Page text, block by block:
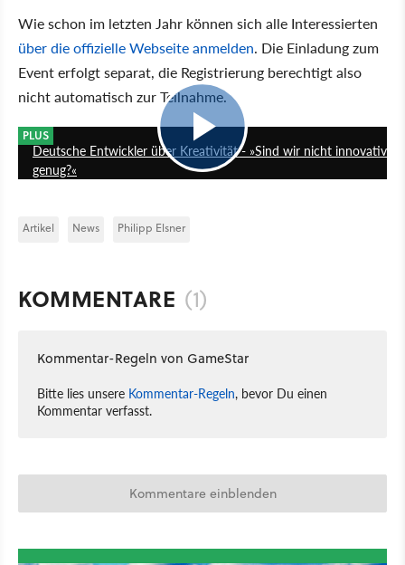
Wie schon im letzten Jahr können sich alle Interessierten
über die offizielle Webseite anmelden. Die Einladung zum
Event erfolgt separat, die Registrierung berechtigt also
nicht automatisch zur Teilnahme.
PLUS
Deutsche Entwickler über Kreativität - »Sind wir nicht innovativ
genug?«
Artikel News Philipp Elsner
KOMMENTARE (1)
Kommentar-Regeln von GameStar
Bitte lies unsere Kommentar-Regeln, bevor Du einen
Kommentar verfasst.
Kommentare einblenden